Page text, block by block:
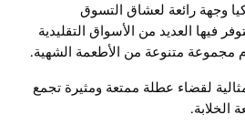
وجهة رائعة لعشاق التسوق
فيها العديد من الأسواق التقليدية
مجموعة متنوعة من الأطعمة الشهية.
لقضاء عطلة ممتعة ومثيرة تجمع
الخلابة.